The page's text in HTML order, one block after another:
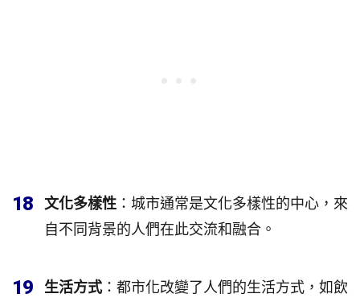
18 文化多樣性 ：城市通常是文化多樣性的中心，來
自不同背景的人們在此交流和融合。
19 生活方式：都市化改變了人們的生活方式，如飲